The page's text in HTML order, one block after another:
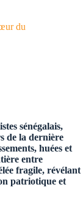
du
sénégalais,
de la dernière
huées et
entre
fragile, révélant
patriotique et